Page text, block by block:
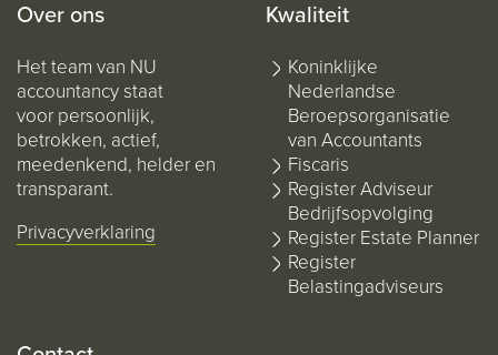
Over ons
Het team van NU
accountancy staat
voor persoonlijk,
betrokken, actief,
meedenkend, helder en
transparant.
Privacyverklaring
Kwaliteit
Koninklijke
Nederlandse
Beroepsorganisatie
van Accountants
Fiscaris
Register Adviseur
Bedrijfsopvolging
Register Estate Planner
Register
Belastingadviseurs